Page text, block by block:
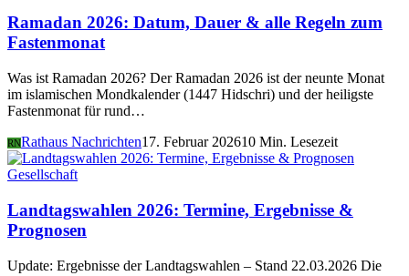
Ramadan 2026: Datum, Dauer & alle Regeln zum
Fastenmonat
Was ist Ramadan 2026? Der Ramadan 2026 ist der neunte Monat
im islamischen Mondkalender (1447 Hidschri) und der heiligste
Fastenmonat für rund…
RNRathaus Nachrichten17. Februar 202610 Min. Lesezeit
Gesellschaft
Landtagswahlen 2026: Termine, Ergebnisse &
Prognosen
Update: Ergebnisse der Landtagswahlen – Stand 22.03.2026 Die